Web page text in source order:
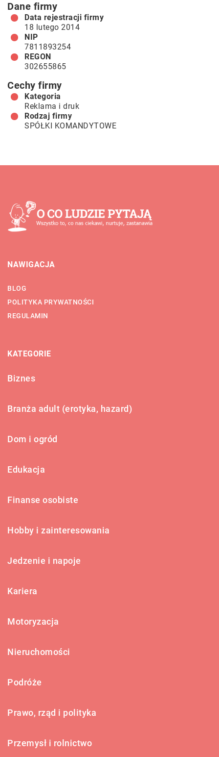
Dane firmy
Data rejestracji firmy
18 lutego 2014
NIP
7811893254
REGON
302655865
Cechy firmy
Kategoria
Reklama i druk
Rodzaj firmy
SPÓŁKI KOMANDYTOWE
NAWIGACJA
BLOG
POLITYKA PRYWATNOŚCI
REGULAMIN
KATEGORIE
Biznes
Branża adult (erotyka, hazard)
Dom i ogród
Edukacja
Finanse osobiste
Hobby i zainteresowania
Jedzenie i napoje
Kariera
Motoryzacja
Nieruchomości
Podróże
Prawo, rząd i polityka
Przemysł i rolnictwo